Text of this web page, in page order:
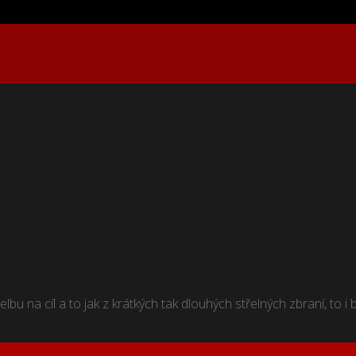
na cíl a to jak z krátkých tak dlouhých střelných zbraní, to